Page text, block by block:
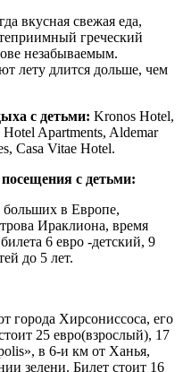
вкусная свежая еда,
греческий
незабываемым.
лету длится дольше, чем
с детьми: Kronos Hotel,
Apartments, Aldemar
Casa Vitae Hotel.
с детьми:
больших в Европе,
Ираклиона, время
6 евро -детский, 9
до 5 лет.
города Хирсониссоса, его
25 евро(взрослый), 17
в 6-и км от Ханья,
зелени. Билет стоит 16